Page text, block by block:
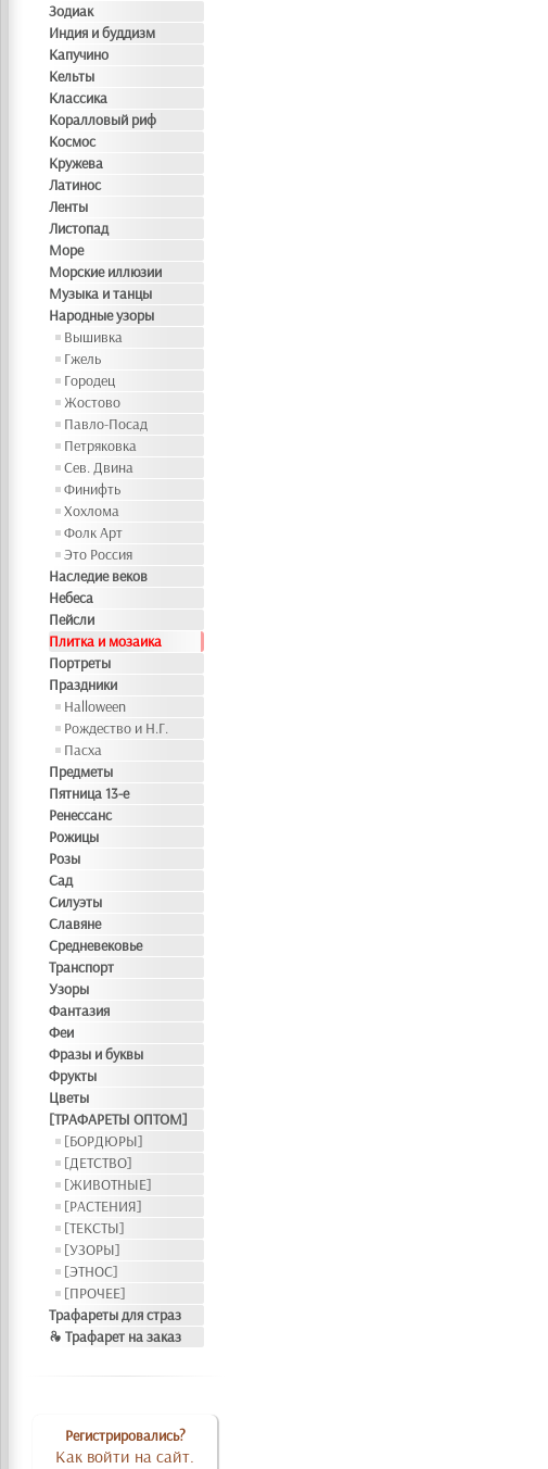
Зодиак
Индия и буддизм
Капучино
Кельты
Классика
Коралловый риф
Космос
Кружева
Латинос
Ленты
Листопад
Море
Морские иллюзии
Музыка и танцы
Народные узоры
Вышивка
Гжель
Городец
Жостово
Павло-Посад
Петряковка
Сев. Двина
Финифть
Хохлома
Фолк Арт
Это Россия
Наследие веков
Небеса
Пейсли
Плитка и мозаика
Портреты
Праздники
Halloween
Рождество и Н.Г.
Пасха
Предметы
Пятница 13-е
Ренессанс
Рожицы
Розы
Сад
Силуэты
Славяне
Средневековье
Транспорт
Узоры
Фантазия
Феи
Фразы и буквы
Фрукты
Цветы
[ТРАФАРЕТЫ ОПТОМ]
[БОРДЮРЫ]
[ДЕТСТВО]
[ЖИВОТНЫЕ]
[РАСТЕНИЯ]
[ТЕКСТЫ]
[УЗОРЫ]
[ЭТНОС]
[ПРОЧЕЕ]
Трафареты для страз
❧ Трафарет на заказ
Регистрировались?
Как войти на сайт.